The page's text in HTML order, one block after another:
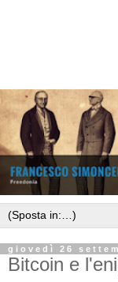
giovedì 26
Bitcoin e